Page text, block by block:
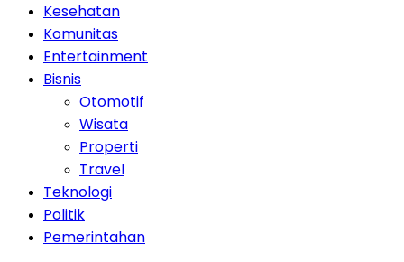
Kesehatan
Komunitas
Entertainment
Bisnis
Otomotif
Wisata
Properti
Travel
Teknologi
Politik
Pemerintahan